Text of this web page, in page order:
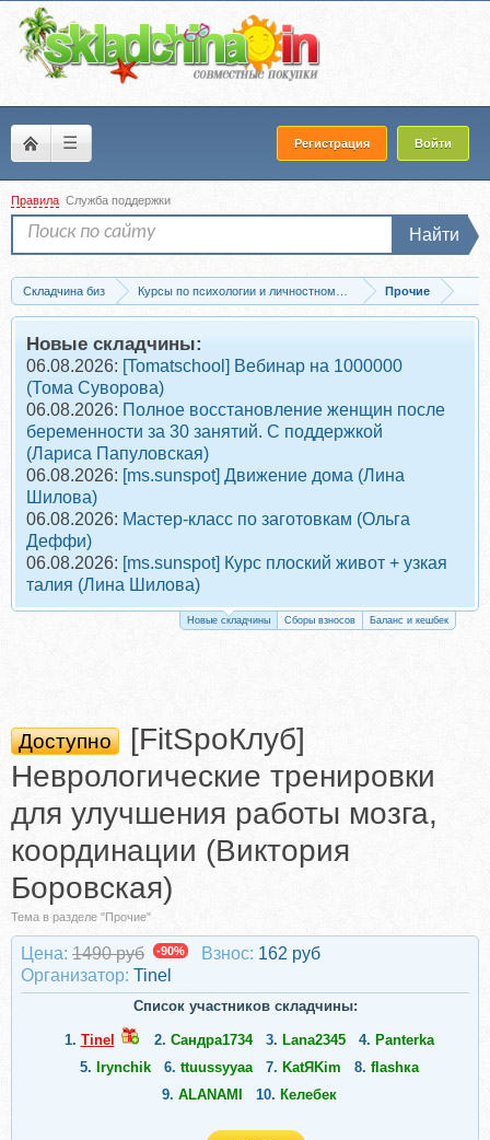
☰ Регистрация Войти
Правила Служба поддержки
Найти
Складчина биз Курсы по психологии и личностному развитиюПрочие
Скачать [FitSpoКлуб] Неврологические тренировки для улучшения работы
Новые складчины:
06.08.2026: [Tomatschool] Вебинар на 1000000
(Тома Суворова)
06.08.2026: Полное восстановление женщин после
беременности за 30 занятий. С поддержкой
(Лариса Папуловская)
06.08.2026: [ms.sunspot] Движение дома (Лина
Шилова)
06.08.2026: Мастер-класс по заготовкам (Ольга
Деффи)
06.08.2026: [ms.sunspot] Курс плоский живот + узкая
талия (Лина Шилова)
Новые складчины Сборы взносов Баланс и кешбек
Доступно
[FitSpoКлуб]
Неврологические тренировки
для улучшения работы мозга,
координации (Виктория
Боровская)
Тема в разделе "Прочие"
Цена: 1490 руб -90% Взнос: 162 руб
Организатор: Tinel
Список участников складчины:
1. Tinel 2. Сандра1734 3. Lana2345 4. Panterka
5. Irynchik 6. ttuussyyaa 7. KatЯKim 8. flashка
9. ALANAMI 10. Келебек